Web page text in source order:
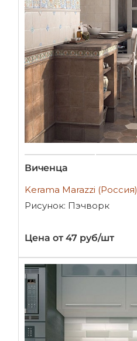
Виченца
Kerama Marazzi (Россия)
Рисунок: Пэчворк
Цена от 47 руб/шт